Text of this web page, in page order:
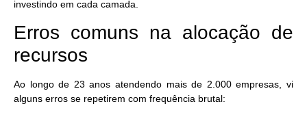
investindo em cada camada.
Erros comuns na alocação de
recursos
Ao longo de 23 anos atendendo mais de 2.000 empresas, vi
alguns erros se repetirem com frequência brutal: